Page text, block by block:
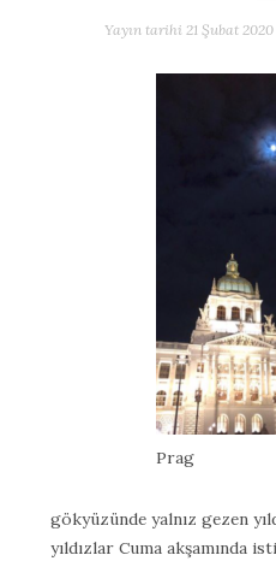
Yayın tarihi 21 Şubat 2020
Prag
gökyüzünde yalnız gezen
yıldızlar Cuma akşamında